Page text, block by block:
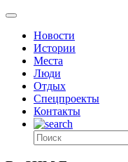
Новости
Истории
Места
Люди
Отдых
Спецпроекты
Контакты